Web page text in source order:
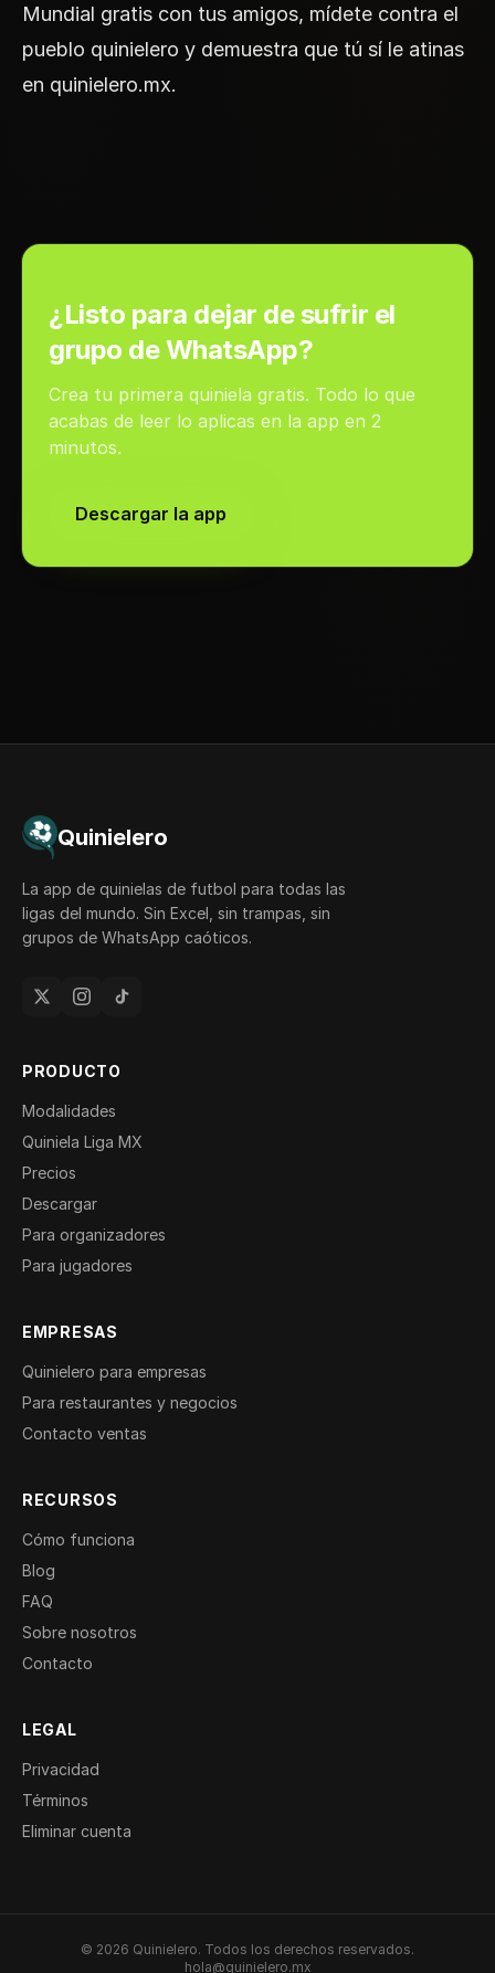
Mundial gratis con tus amigos, mídete contra el
pueblo quinielero y demuestra que tú sí le atinas
en quinielero.mx.
¿Listo para dejar de sufrir el
grupo de WhatsApp?
Crea tu primera quiniela gratis. Todo lo que
acabas de leer lo aplicas en la app en 2
minutos.
Descargar la app
Quinielero
La app de quinielas de futbol para todas las
ligas del mundo. Sin Excel, sin trampas, sin
grupos de WhatsApp caóticos.
PRODUCTO
Modalidades
Quiniela Liga MX
Precios
Descargar
Para organizadores
Para jugadores
EMPRESAS
Quinielero para empresas
Para restaurantes y negocios
Contacto ventas
RECURSOS
Cómo funciona
Blog
FAQ
Sobre nosotros
Contacto
LEGAL
Privacidad
Términos
Eliminar cuenta
© 2026 Quinielero. Todos los derechos reservados.
hola@quinielero.mx